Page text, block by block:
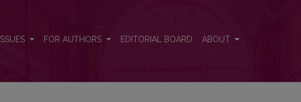
ISSUES FOR AUTHORS EDITORIAL BOARD ABOUT